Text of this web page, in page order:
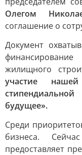
Олегом
соглашение о
Документ
жилищного
участие
будущее».
Среди
бизнеса.
предоставляет